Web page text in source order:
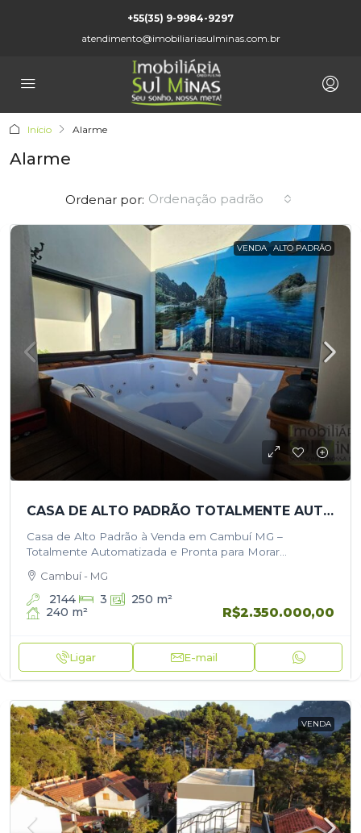
+55(35) 9-9984-9297
atendimento@imobiliariasulminas.com.br
Início Alarme
Alarme
Ordenar por: Ordenação padrão
VENDA ALTO PADRÃO
CASA DE ALTO PADRÃO TOTALMENTE AUTOMATIZADA À VENDA EM CAMBUÍ MG
Casa de Alto Padrão à Venda em Cambuí MG –
Totalmente Automatizada e Pronta para Morar
detalhe foi pensado para proporcionar conforto,…
Cambuí - MG
2144 3 250 m²
240 m² R$2.350.000,00
Ligar E-mail
VENDA